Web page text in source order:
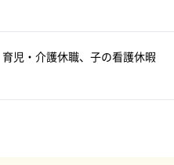
児・介護休職、子の看護休暇